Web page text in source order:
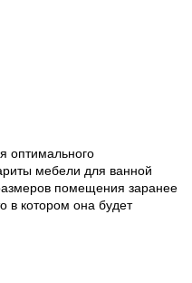
оптимального
мебели для ванной
помещения заранее
в котором она будет